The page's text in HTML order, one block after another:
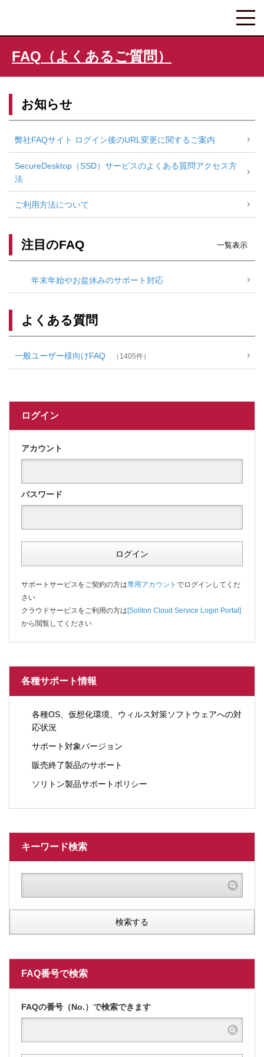
FAQ（よくあるご質問）
お知らせ
弊社FAQサイト ログイン後のURL変更に関するご案内
SecureDesktop（SSD）サービスのよくある質問アクセス方
法
ご利用方法について
注目のFAQ 一覧表示
年末年始やお盆休みのサポート対応
よくある質問
一般ユーザー様向けFAQ 1405
ログイン
アカウント
パスワード
ログイン
サポートサービスをご契約の方は専用アカウント でログインしてくだ
さい
クラウドサービスをご利用の方は[Soliton Cloud Service Login Portal]
から閲覧してください
各種サポート情報
各種OS、仮想化環境、ウィルス対策ソフトウェアへの対
応状況
サポート対象バージョン
販売終了製品のサポート
ソリトン製品サポートポリシー
キーワード検索
検索する
FAQ番号で検索
FAQの番号（No.）で検索できます